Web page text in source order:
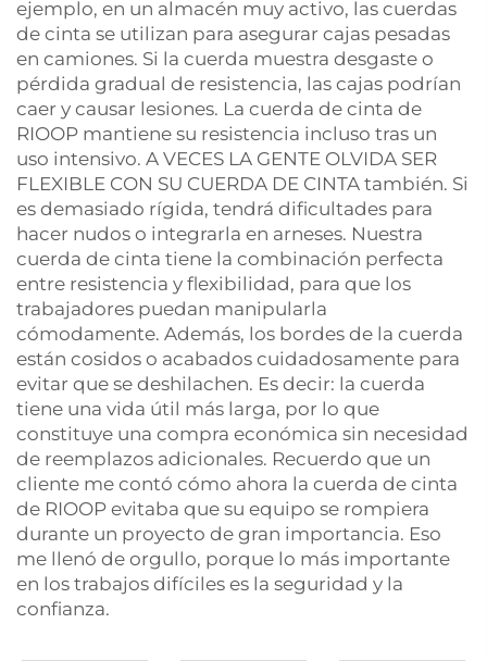
ejemplo, en un almacén muy activo, las cuerdas
de cinta se utilizan para asegurar cajas pesadas
en camiones. Si la cuerda muestra desgaste o
pérdida gradual de resistencia, las cajas podrían
caer y causar lesiones. La cuerda de cinta de
RIOOP mantiene su resistencia incluso tras un
uso intensivo. A VECES LA GENTE OLVIDA SER
FLEXIBLE CON SU CUERDA DE CINTA también. Si
es demasiado rígida, tendrá dificultades para
hacer nudos o integrarla en arneses. Nuestra
cuerda de cinta tiene la combinación perfecta
entre resistencia y flexibilidad, para que los
trabajadores puedan manipularla
cómodamente. Además, los bordes de la cuerda
están cosidos o acabados cuidadosamente para
evitar que se deshilachen. Es decir: la cuerda
tiene una vida útil más larga, por lo que
constituye una compra económica sin necesidad
de reemplazos adicionales. Recuerdo que un
cliente me contó cómo ahora la cuerda de cinta
de RIOOP evitaba que su equipo se rompiera
durante un proyecto de gran importancia. Eso
me llenó de orgullo, porque lo más importante
en los trabajos difíciles es la seguridad y la
confianza.